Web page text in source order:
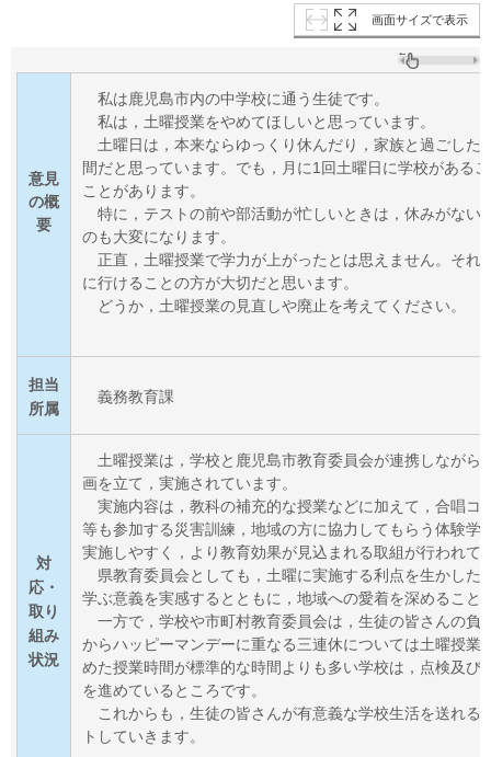
画面サイズで表示
意見
の概
要
私は鹿児島市内の中学校に通う生徒です。
私は ，土曜授業をやめてほしいと思っています。
土曜日は，本来ならゆっくり休んだり，家族と過ごした
間だと思っています。でも，月に1回土曜日に学校がある
ことがあります。
特に ，テストの前や部活動が忙しいときは，休みがな
のも大変になります。
正直， 土曜授業で学力が上がったとは思えません。それ
に行けることの方が大切だと思います。
どうか ，土曜授業の見直しや廃止を考えてください。
担当
所属
義務教育課
対
応・
取り
組み
状況
土曜授業は，学校と鹿児島市教育委員会が連携しながら
画を立て，実施されています。
実施内容は，教科の補充的な授業などに加えて，合唱コ
等も参加する災害訓練，地域の方に協力してもらう体験学
実施しやすく，より教育効果が見込まれる取組が行われて
県教育委員会としても，土曜に実施する利点を生かした
学ぶ意義を実感するとともに，地域への愛着を深めること
一方で，学校や市町村教育委員会は，生徒の皆さんの負
からハッピーマンデーに重なる三連休については土曜授業
めた授業時間が標準的な時間よりも多い学校は，点検及び
を進めているところです。
これからも，生徒の皆さんが有意義な学校生活を送れる
トしていきます。